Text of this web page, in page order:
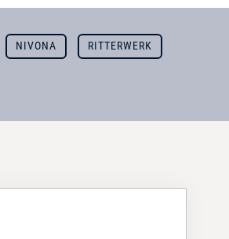
NIVONA RITTERWERK